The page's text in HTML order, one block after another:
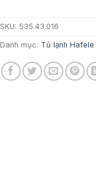
SKU: 535.43.016
Danh mục: Tủ lạnh Hafele